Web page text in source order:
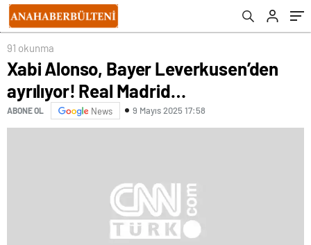
91 okunma
Xabi Alonso, Bayer Leverkusen’den
ayrılıyor! Real Madrid…
ABONE OL News 9 Mayıs 2025 17:58